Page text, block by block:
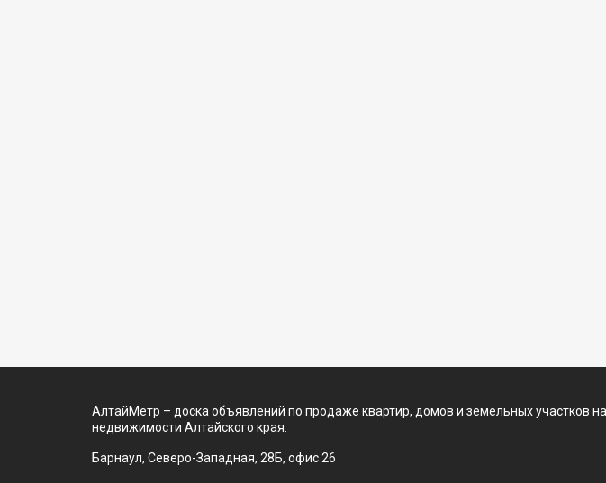
АлтайМетр – доска объявлений по продаже квартир, домов и земельных участков
недвижимости Алтайского края.
Барнаул, Северо-Западная, 28Б, офис 26